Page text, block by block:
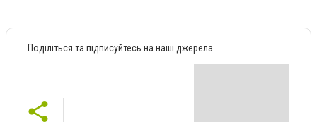
Поділіться та підписуйтесь на наші джерела